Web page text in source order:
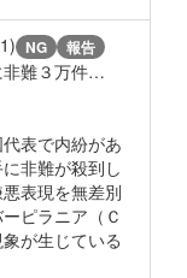
NG 報告
非難３万件…
表で内紛があ
非難が殺到し
表現を無差別
ピラニア（Ｃ
が生じている